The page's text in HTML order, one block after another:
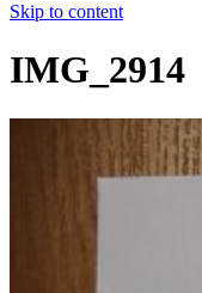
Skip to content
IMG_2914